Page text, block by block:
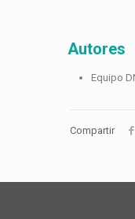
Autores
Equipo
Compartir